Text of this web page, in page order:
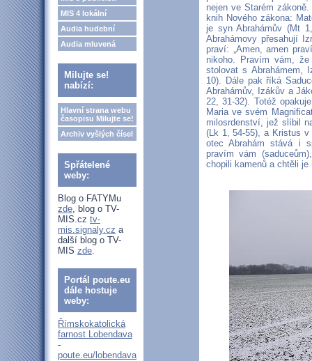
MIS 4 lokální
Audia hudební
Audia mluvená
Milujte se!
nabízí:
Hlavní strana webu
časopisu Milujte se!
Archiv vyšlých čísel
Spřátelené
weby:
Blog o FATYMu
zde, blog o TV-
MIS.cz tv-
mis.signaly.cz a
další blog o TV-
MIS zde.
Portál poute.eu
dále hostuje
weby:
Římskokatolická
farnost Lobendava
-
poute.eu/lobendava
nejen ve Starém
knih Nového zákona:
je syn Abrahámův (Mt
Abrahámovy přesahují
praví: „Amen, amen
nikoho. Pravím vám,
stolovat s Abrahámem,
10). Dále pak říká
Abrahámův, Izákův a
22, 31-32). Totéž
Maria ve svém
milosrdenství, jež slíbil
(Lk 1, 54-55), a Kristus v
otec Abrahám stává i
pravím vám
chopili kamenů a chtěli